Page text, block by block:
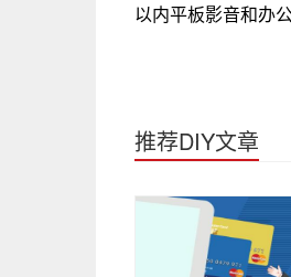
以内平板影音和办
推荐DIY文章